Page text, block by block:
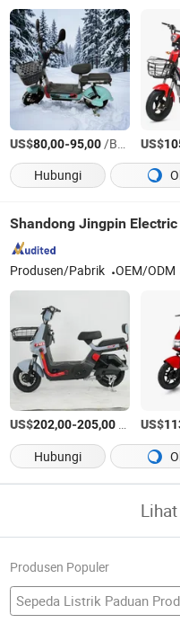
US$80,00-95,00/Bagian US$
Hubungi
Produsen/Pabrik OEM/ODM
US$202,00-205,00 US$
Hubungi
Produsen Populer
Sepeda Listrik Paduan